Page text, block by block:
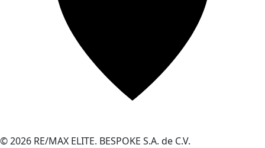
© 2026 RE/MAX ELITE. BESPOKE S.A. de C.V.